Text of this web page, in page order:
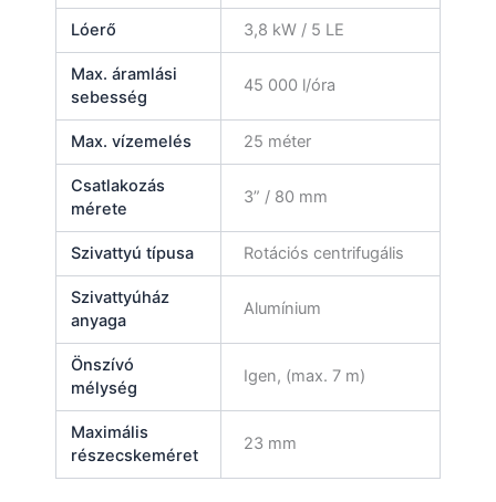
Lóerő 3,8 kW / 5 LE
Max. áramlási
sebesség
45 000 l/óra
Max. vízemelés 25 méter
Csatlakozás
mérete
3” / 80 mm
Szivattyú típusa Rotációs centrifugális
Szivattyúház
anyaga
Alumínium
Önszívó
mélység
Igen, (max. 7 m)
Maximális
részecskeméret
23 mm